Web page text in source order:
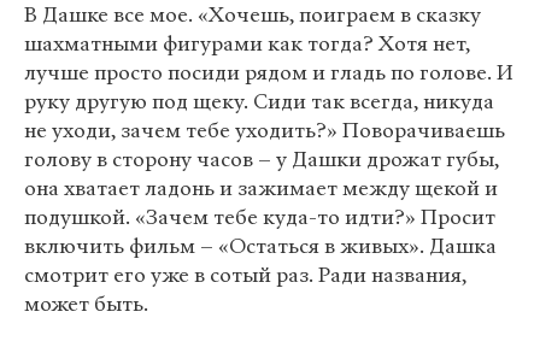
В Дашке все мое. «Хочешь, поиграем в сказку
шахматными фигурами как тогда? Хотя нет,
лучше просто посиди рядом и гладь по голове. И
руку другую под щеку. Сиди так всегда, никуда
не уходи, зачем тебе уходить?» Поворачиваешь
голову в сторону часов – у Дашки дрожат губы,
она хватает ладонь и зажимает между щекой и
подушкой. «Зачем тебе куда-то идти?» Просит
включить фильм – «Остаться в живых». Дашка
смотрит его уже в сотый раз. Ради названия,
может быть.